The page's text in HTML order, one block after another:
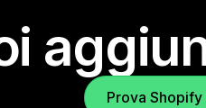
Prova